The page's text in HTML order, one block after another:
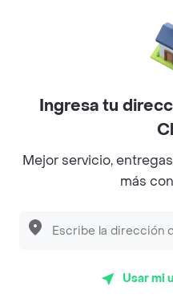
$ 1690
Ingresa tu
Mejor servicio,
más
Usar mi